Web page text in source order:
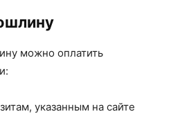
можно оплатить
указанным на сайте